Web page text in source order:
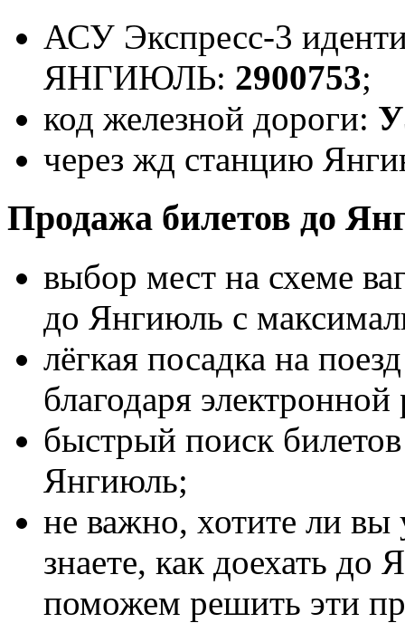
АСУ Экспресс-3
ЯНГИЮЛЬ: 2900753;
код железной дороги:
через жд станцию
Продажа билетов до
выбор мест на схеме
до Янгиюль с
лёгкая посадка на
благодаря
быстрый поиск
Янгиюль;
не важно, хотите ли вы
знаете, как доехать
поможем решить эти